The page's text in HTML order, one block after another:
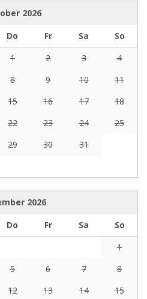
2026
Do Fr Sa
So
1
2 3
4
8 9 10
11
15 16 17
18
22 23 24
25
29 30 31
2026
Do Fr Sa
So
1
5 6 7
8
12 13 14
15